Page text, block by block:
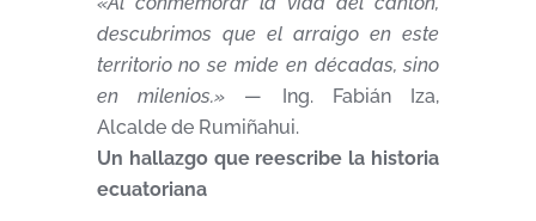
descubrimos que el arraigo en este
territorio no se mide en décadas, sino
en milenios.»— Ing. Fabián Iza,
Alcalde de Rumiñahui.
Un hallazgo que reescribe la historia
ecuatoriana